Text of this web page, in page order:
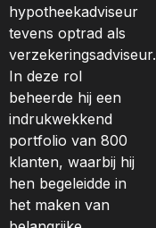
hypotheekadviseur
tevens optrad als
verzekeringsadviseur.
In deze rol
beheerde hij een
indrukwekkend
portfolio van 800
klanten, waarbij hij
hen begeleidde in
het maken van